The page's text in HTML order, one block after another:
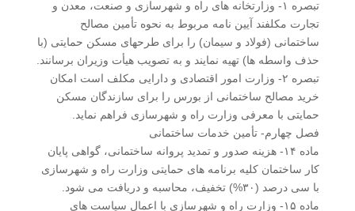
تبصره ۱- وزارتخانه های راه و شهرسازی و صنعت، معدن و
تجارت مکلفند آیین نامه مربوط به نحوه تأمین مصالح
ساختمانی (فولاد و سیمان) را برای طرحهای مسکن حمایتی (با
حذف واسطه­ ها) تهیه نمایند و به تصویب هیأت وزیران برسانند.
تبصره ۲- وزارت امور اقتصادی و دارایی مکلف است امکان
خرید مصالح ساختمانی از بورس را برای سازندگان مسکن
حمایتی با معرفی وزارت راه و شهرسازی فراهم نماید.
فصل چهارم- تأمین خدمات ساختمانی
ماده ۱۴- هزینه صدور و تمدید پروانه ساختمانی، گواهی پایان
کار ساختمان کلیه برنامه های حمایتی وزارت راه و شهرسازی
با سی درصد (۳۰%) تخفیف، محاسبه و دریافت می شود.
ماده ۱۵- وزارت راه و شهرسازی با اعمال سیاست های